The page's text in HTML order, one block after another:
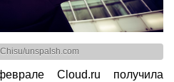
unspalsh.com
Cloud.ru получила